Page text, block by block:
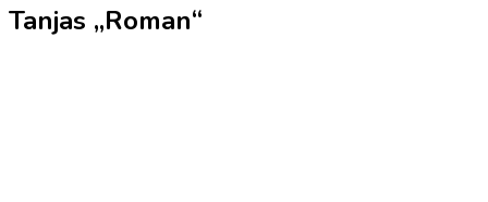
Tanjas „Roman“